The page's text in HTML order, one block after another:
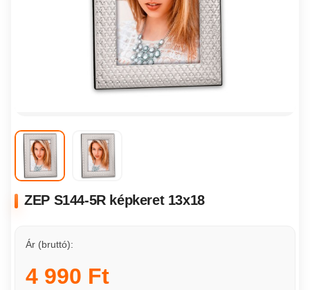
ZEP S144-5R képkeret 13x18
Ár (bruttó):
4 990 Ft